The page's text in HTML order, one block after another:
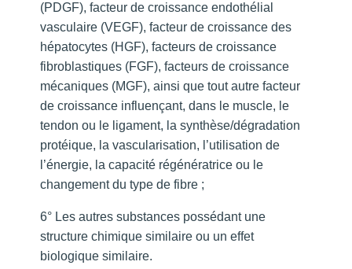
(PDGF), facteur de croissance endothélial
vasculaire (VEGF), facteur de croissance des
hépatocytes (HGF), facteurs de croissance
fibroblastiques (FGF), facteurs de croissance
mécaniques (MGF), ainsi que tout autre facteur
de croissance influençant, dans le muscle, le
tendon ou le ligament, la synthèse/dégradation
protéique, la vascularisation, l’utilisation de
l’énergie, la capacité régénératrice ou le
changement du type de fibre ;
6° Les autres substances possédant une
structure chimique similaire ou un effet
biologique similaire.